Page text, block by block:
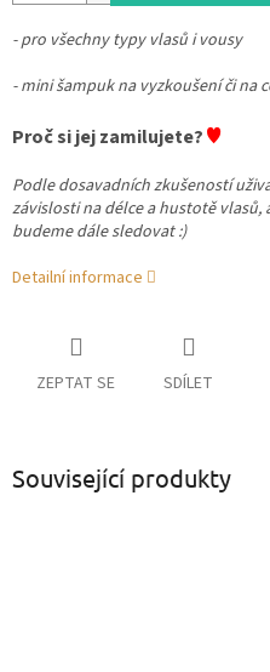
- pro všechny typy vlasů i vousy
- mini šampuk na vyzkoušení či na
Proč si jej zamilujete?♥
Podle dosavadních zkušeností
závislosti na délce a hustotě
budeme dále sledovat :)
Detailní informace
ZEPTAT SE SDÍLET
Související produkty